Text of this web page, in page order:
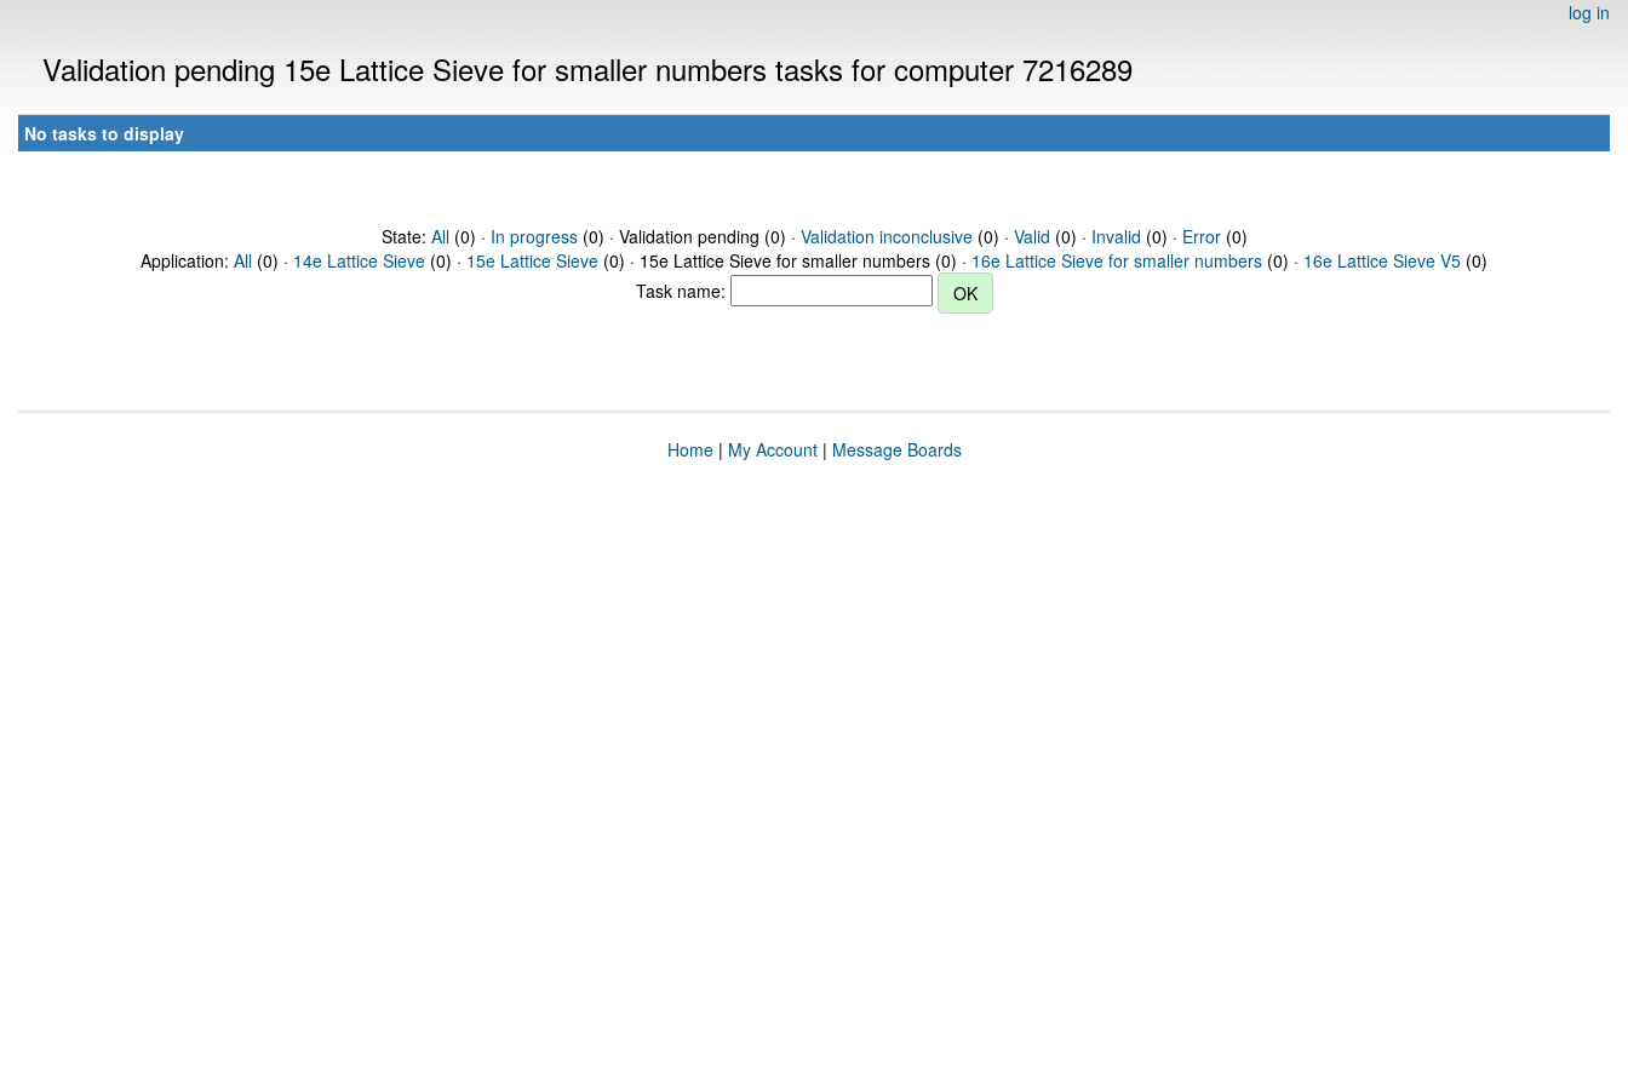
log in
Validation pending 15e Lattice Sieve for smaller numbers tasks for computer 7216289
No tasks to display
State: All(0) · In progress(0) · Validation pending (0) · Validation inconclusive(0) · Valid (0) · Invalid (0) · Error(0)
Application: All (0) · 14e Lattice Sieve (0) · 15e Lattice Sieve (0) · 15e Lattice Sieve for smaller numbers (0) · 16e Lattice Sieve for smaller numbers (0) · 16e Lattice Sieve V5 (0)
Task name:
Home| My Account| Message Boards